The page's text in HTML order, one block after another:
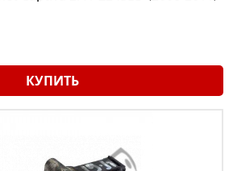
КУПИТЬ